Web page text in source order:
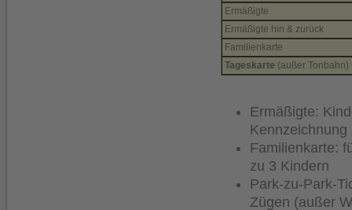
Ermäßigte
Ermäßigte hin & zurück
Familienkarte
Tageskarte (außer
Ermäßigte:
Kennzeichnung
Familienkarte:
zu 3 Kindern
Park-zu-Park-
Zügen (außer